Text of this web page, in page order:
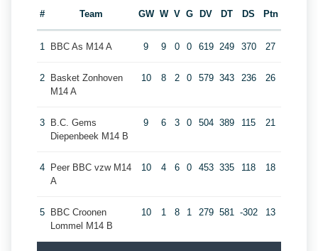
# Team GW W V G DV DT DS Ptn
1 BBC As M14 A 9 9 0 0 619 249 370 27
2
Basket Zonhoven
M14 A
10 8 2 0 579 343 236 26
3
B.C. Gems
Diepenbeek M14 B
9 6 3 0 504 389 115 21
4
Peer BBC vzw M14
A
10 4 6 0 453 335 118 18
5
BBC Croonen
Lommel M14 B
10 1 8 1 279 581 -302 13